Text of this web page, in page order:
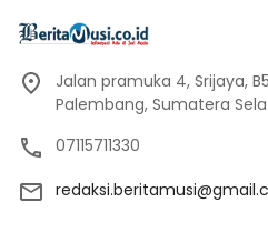
Jalan pramuka 4, Srijaya,
Palembang, Sumatera
07115711330